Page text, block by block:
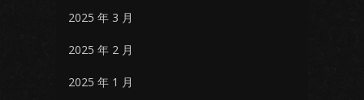
2025 年 3 月
2025 年 2 月
2025 年 1 月